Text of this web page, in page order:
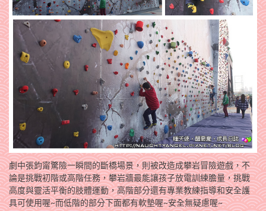
劇中張鈞甯驚險一瞬間的斷橋場景，則被改造成攀岩冒險遊戲，不
論是挑戰初階或高階任務，攀岩牆最能讓孩子放電訓練膽量，挑戰
高度與靈活平衡的肢體運動，高階部分還有專業教練指導和安全護
具可使用喔~而低階的部分下面都有軟墊喔~安全無疑慮喔~